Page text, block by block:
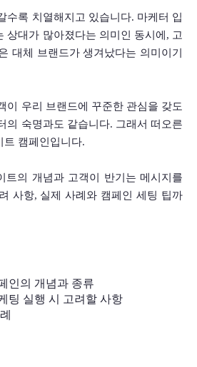
수록 치열해지고 있습니다. 마케터 입
상대가 많아졌다는 의미인 동시에, 고
대체 브랜드가 생겨났다는 의미이기
이 우리 브랜드에 꾸준한 관심을 갖도
의 숙명과도 같습니다. 그래서 떠오른
트 캠페인입니다.
트의 개념과 고객이 반기는 메시지를
사항, 실제 사례와 캠페인 세팅 팁까
인의 개념과 종류
팅 실행 시 고려할 사항